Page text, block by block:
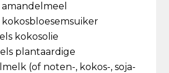
kokosbloesemsuiker
kokosolie
plantaardige
(of noten-, kokos-, soja-